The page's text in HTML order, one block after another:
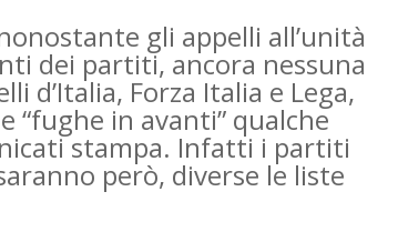
gli appelli all’unità
dei partiti, ancora nessuna
d’Italia, Forza Italia e Lega,
“fughe in avanti” qualche
stampa. Infatti i partiti
però, diverse le liste